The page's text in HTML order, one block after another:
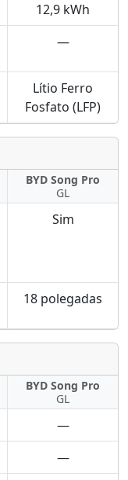
12,9 kWh
—
Lítio Ferro
Fosfato (LFP)
BYD Song Pro
GL
Sim
18 polegadas
BYD Song Pro
GL
—
—